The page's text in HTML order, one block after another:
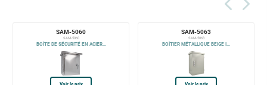
SAM-5060
SAM-5060
BOÎTE DE SÉCURITÉ EN ACIER...
Voir le prix
SAM-5063
SAM-5063
BOÎTIER MÉTALLIQUE BEIGE I...
Voir le prix